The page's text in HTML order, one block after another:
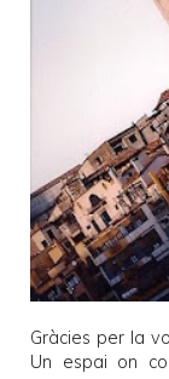
Gràcies per la
Un espai on